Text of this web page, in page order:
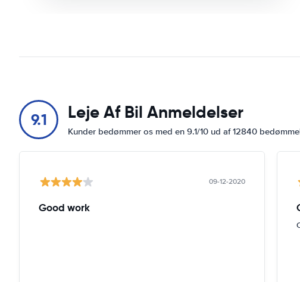
9.1 Leje Af Bil Anmeldelser
Kunder bedømmer os med en 9.1/10 ud af 12840
09-12-2020
Good work